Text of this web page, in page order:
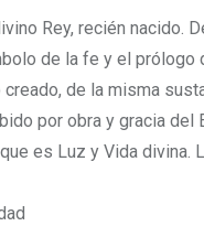
Rey, recién nacido.
de la fe y el prólogo
de la misma
por obra y gracia del
es Luz y Vida divina.